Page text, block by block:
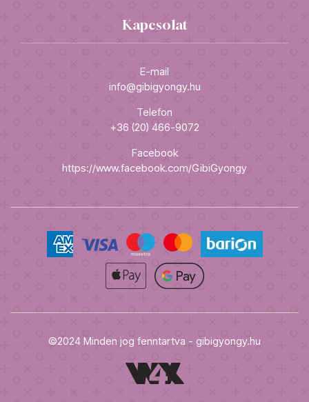
Kapcsolat
E-mail
info@gibigyongy.hu
Telefon
+36 (20) 466-9072
Facebook
https://www.facebook.com/GibiGyongy
©2024 Minden jog fenntartva - gibigyongy.hu